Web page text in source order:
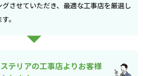
グさせていただき、最適な工事店を厳選し
。
テリアの工事店よりお客様